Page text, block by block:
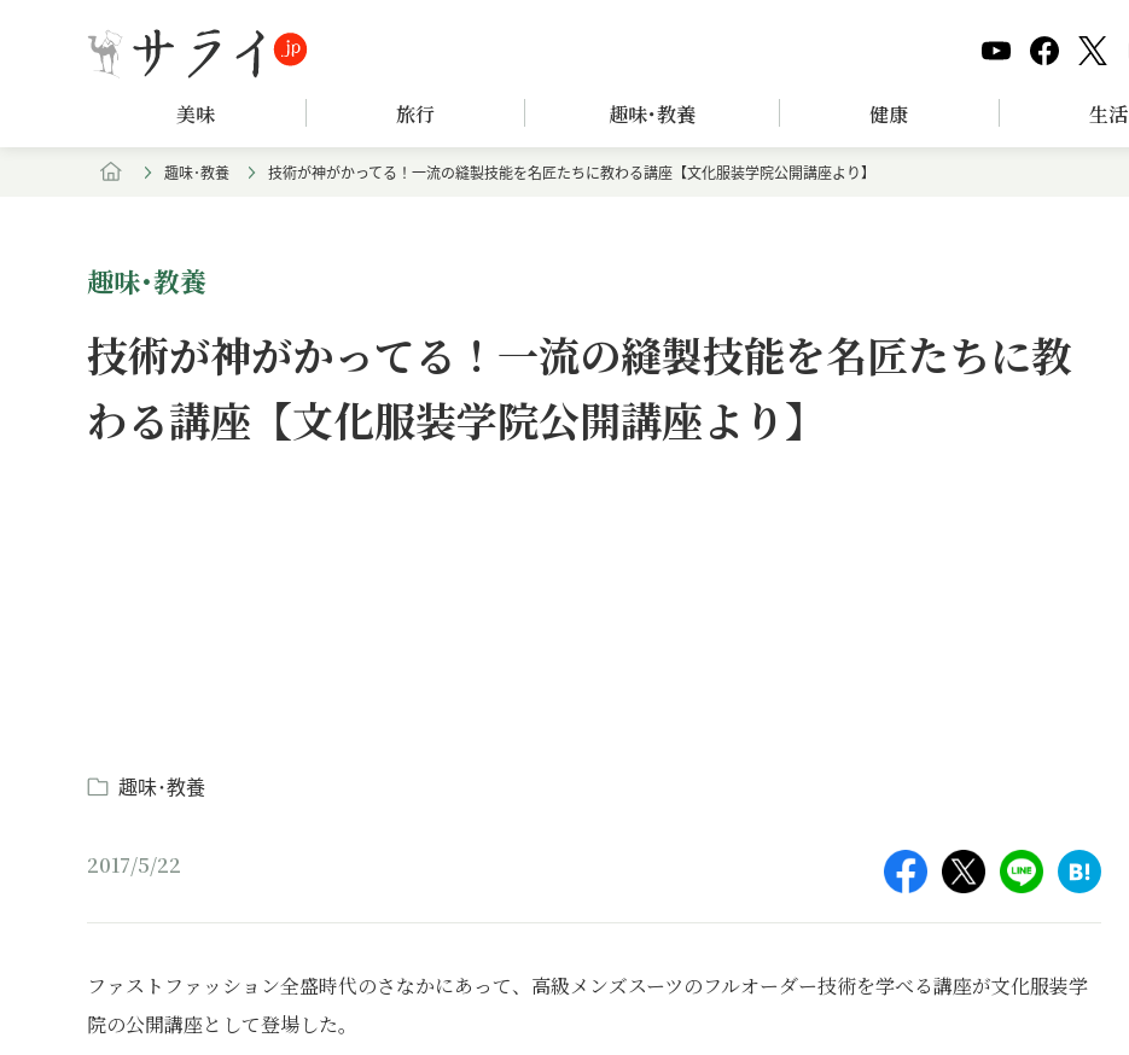
美味 旅行 趣味･教養 健康 生活
趣味･教養 技術が神がかってる！一流の縫製技能を名匠たちに教わる講座【文化服装学院公開講座より】
趣味･教養
技術が神がかってる！一流の縫製技能を名匠たちに教
わる講座【文化服装学院公開講座より】
趣味･教養
2017/5/22
ファストファッション全盛時代のさなかにあって、高級メンズスーツのフルオーダー技術を学べる講座が文化服装学
院の公開講座として登場した。